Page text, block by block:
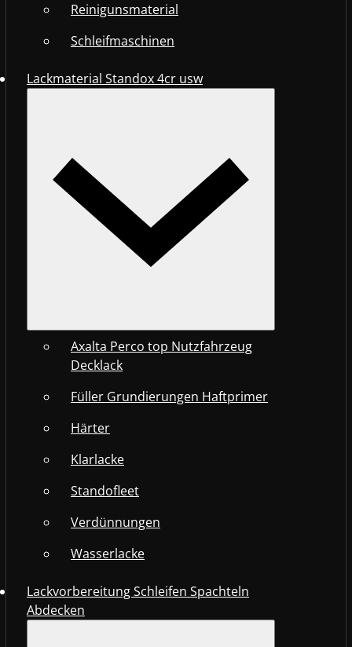
Reinigunsmaterial
Schleifmaschinen
Lackmaterial Standox 4cr usw
Axalta Perco top Nutzfahrzeug
Decklack
Füller Grundierungen Haftprimer
Härter
Klarlacke
Standofleet
Verdünnungen
Wasserlacke
Lackvorbereitung Schleifen Spachteln
Abdecken